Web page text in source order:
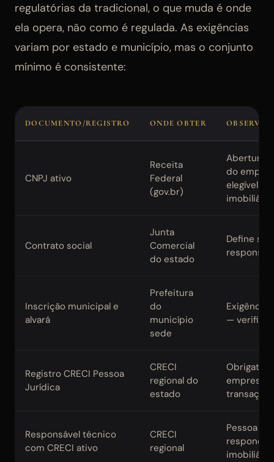
regulatórias da tradicional, o que muda é onde
ela opera, não como é regulada. As exigências
variam por estado e município, mas o conjunto
mínimo é consistente:
DOCUMENTO/REGISTRO ONDE OBTER
CNPJ ativo
Receita
Federal
(gov.br)
Abertura
do
elegível
Contrato social
Junta
Comercial
do estado
Define
Inscrição municipal e
alvará
Prefeitura
do
município
sede
—
Registro CRECI Pessoa
Jurídica
CRECI
regional do
estado
empresa
Responsável técnico
com CRECI ativo
CRECI
regional
Pessoa
responde
imobiliária